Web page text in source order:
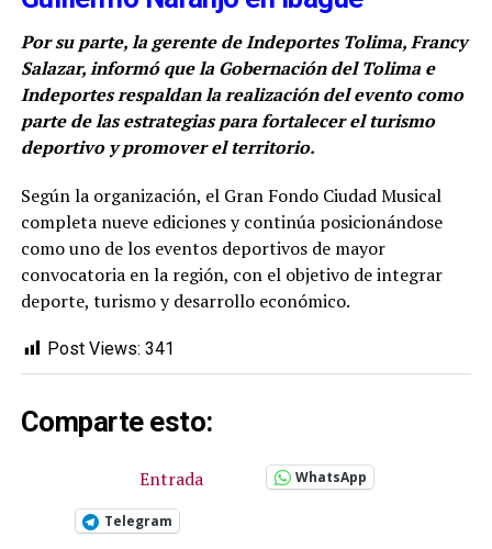
Por su parte, la gerente de Indeportes Tolima, Francy
Salazar, informó que la Gobernación del Tolima e
Indeportes respaldan la realización del evento como
parte de las estrategias para fortalecer el turismo
deportivo y promover el territorio.
Según la organización, el Gran Fondo Ciudad Musical
completa nueve ediciones y continúa posicionándose
como uno de los eventos deportivos de mayor
convocatoria en la región, con el objetivo de integrar
deporte, turismo y desarrollo económico.
Post Views: 341
Comparte esto:
Entrada WhatsApp
Telegram